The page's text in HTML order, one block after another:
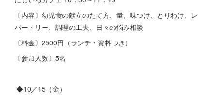
〔内容〕幼児食の献立のたて方、量、味つけ、とりわけ、レ
パートリー、調理の工夫、日々の悩み相談
〔料金〕2500円（ランチ・資料つき）
〔参加人数〕5名
◆10／15（金）